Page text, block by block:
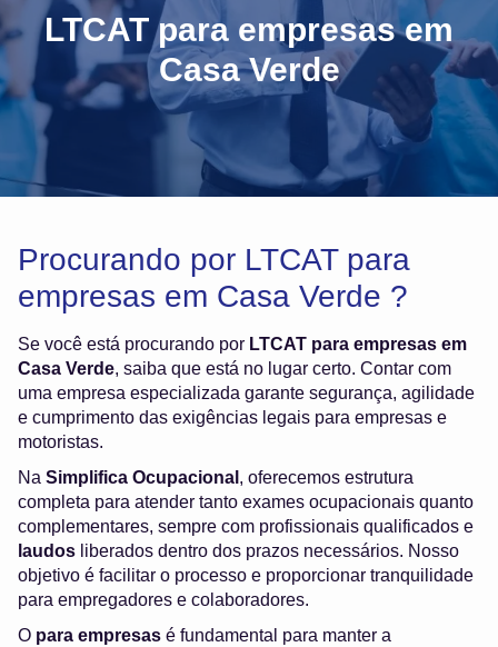
LTCAT para empresas em
Casa Verde
Procurando por LTCAT para
empresas em Casa Verde ?
Se você está procurando por LTCAT para empresas em
Casa Verde, saiba que está no lugar certo. Contar com
uma empresa especializada garante segurança, agilidade
e cumprimento das exigências legais para empresas e
motoristas.
Na Simplifica Ocupacional , oferecemos estrutura
completa para atender tanto exames ocupacionais quanto
complementares, sempre com profissionais qualificados e
laudos liberados dentro dos prazos necessários. Nosso
objetivo é facilitar o processo e proporcionar tranquilidade
para empregadores e colaboradores.
O para empresas é fundamental para manter a